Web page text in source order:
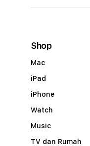
Shop
Mac
iPad
iPhone
Watch
Music
TV dan Rumah